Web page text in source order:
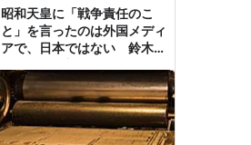
昭和天皇に「戦争責任のこ
と」を言ったのは外国メディ
アで、日本ではない 鈴木健
堂